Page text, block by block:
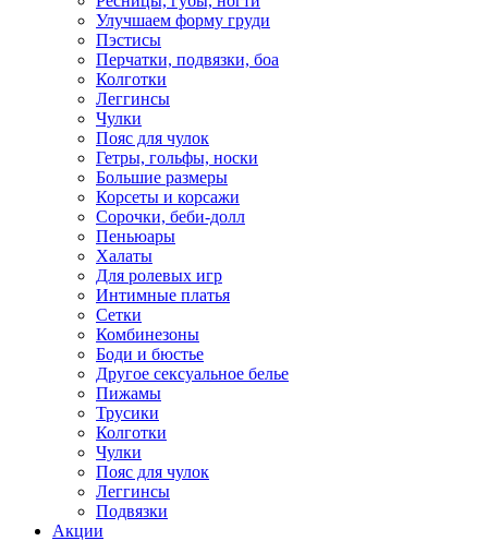
Улучшаем форму груди
Пэстисы
Перчатки, подвязки, боа
Колготки
Леггинсы
Чулки
Пояс для чулок
Гетры, гольфы, носки
Большие размеры
Корсеты и корсажи
Сорочки, беби-долл
Пеньюары
Халаты
Для ролевых игр
Интимные платья
Сетки
Комбинезоны
Боди и бюстье
Другое сексуальное белье
Пижамы
Трусики
Колготки
Чулки
Пояс для чулок
Леггинсы
Подвязки
Акции